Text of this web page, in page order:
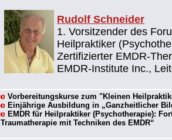
Rudolf Schneider
1. Vorsitzender des
Heilpraktiker
Zertifizierter EMDR-
EMDR-Institute Inc.,
Vorbereitungskurse zum "Kleinen
Einjährige Ausbildung in „Ganzheitlicher
EMDR für Heilpraktiker (Psychotherapie):
Traumatherapie mit Techniken des EMDR“